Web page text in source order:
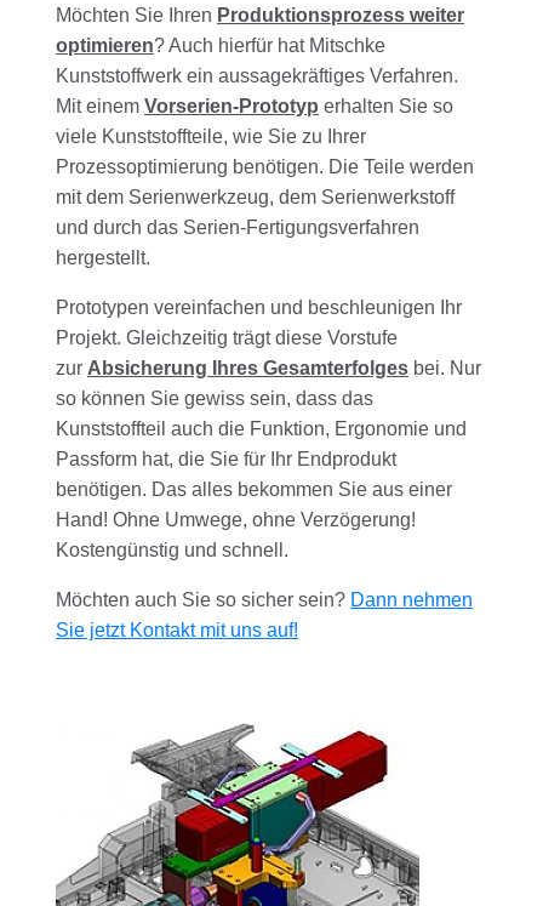
Möchten Sie Ihren Produktionsprozess weiter
optimieren? Auch hierfür hat Mitschke
Kunststoffwerk ein aussagekräftiges Verfahren.
Mit einem Vorserien-Prototyp erhalten Sie so
viele Kunststoffteile, wie Sie zu Ihrer
Prozessoptimierung benötigen. Die Teile werden
mit dem Serienwerkzeug, dem Serienwerkstoff
und durch das Serien-Fertigungsverfahren
hergestellt.
Prototypen vereinfachen und beschleunigen Ihr
Projekt. Gleichzeitig trägt diese Vorstufe
zur Absicherung Ihres Gesamterfolges bei. Nur
so können Sie gewiss sein, dass das
Kunststoffteil auch die Funktion, Ergonomie und
Passform hat, die Sie für Ihr Endprodukt
benötigen. Das alles bekommen Sie aus einer
Hand! Ohne Umwege, ohne Verzögerung!
Kostengünstig und schnell.
Möchten auch Sie so sicher sein? Dann nehmen
Sie jetzt Kontakt mit uns auf!